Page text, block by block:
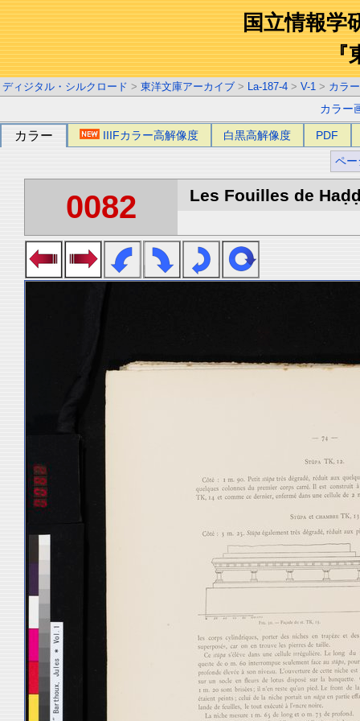
国立情報学
『
ディジタル・シルクロード > 東洋文庫アーカイブ > La-187-4 > V-1 > カラ
カラー
カラー IIIFカラー高解像度 白黒高解像度 PDF
ペー
0082 Les Fouilles de